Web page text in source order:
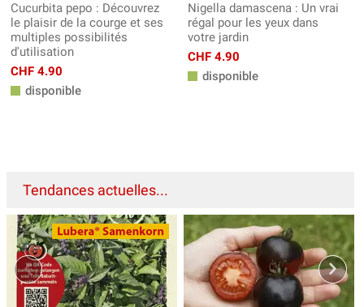
Cucurbita pepo : Découvrez
le plaisir de la courge et ses
multiples possibilités
d'utilisation
CHF 4.90
disponible
Nigella damascena : Un vrai
régal pour les yeux dans
votre jardin
CHF 4.90
disponible
Tendances actuelles...